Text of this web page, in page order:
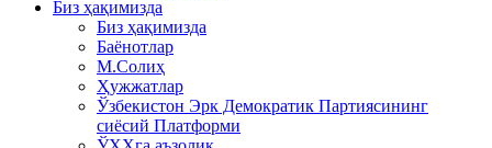
Биз ҳақимизда
Биз ҳақимизда
Баёнотлар
М.Солиҳ
Ҳужжатлар
Ўзбекистон Эрк Демократик Партиясининг
сиёсий Платформи